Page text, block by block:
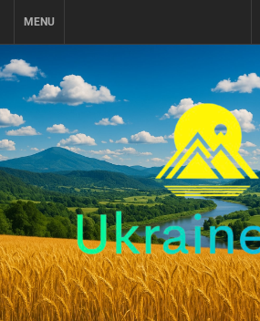
MENU
UKRAINE-IS
ПУТЕШЕСТВИЕ ПО УКРАИНЕ